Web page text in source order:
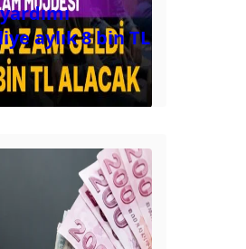
aylık 8 bin TL